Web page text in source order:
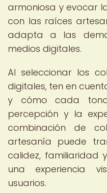
armoniosa y evocar
con las raíces
adapta a las
medios digitales.
Al seleccionar los
digitales, ten en
y cómo cada
percepción y la
combinación de
artesanía puede
calidez, familiaridad
una experiencia
usuarios.